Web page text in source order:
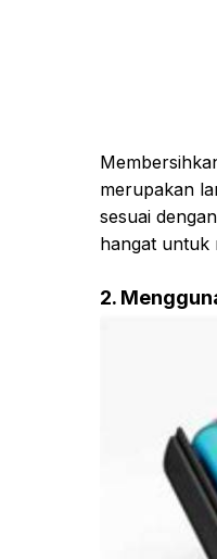
merupakan
sesuai
hangat untuk
2.